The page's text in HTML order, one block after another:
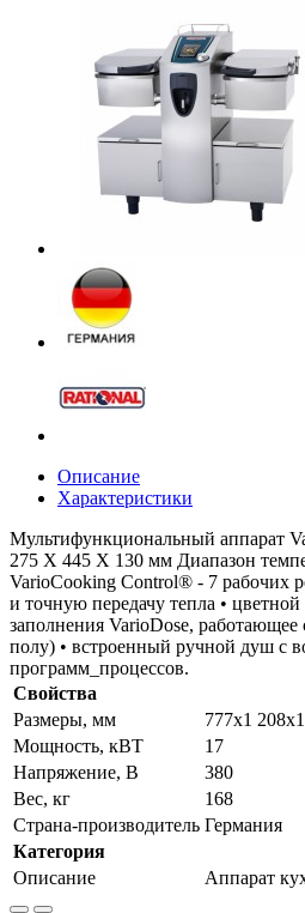
Описание
Характеристики
Мультифункциональный аппарат
275 Х 445 Х 130 мм Диапазон
VarioCooking Control® - 7 рабочих
и точную передачу тепла •
заполнения VarioDose, работающее
полу) • встроенный ручной душ с
программ_процессов.
Свойства
Размеры, мм
777х1
Мощность, кВТ
17
Напряжение, В
380
Вес, кг
168
Страна-производитель Германия
Категория
Описание
Аппарат